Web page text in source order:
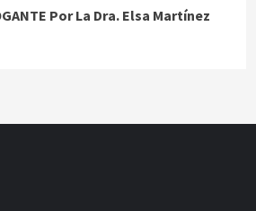
Por La Dra. Elsa Martínez